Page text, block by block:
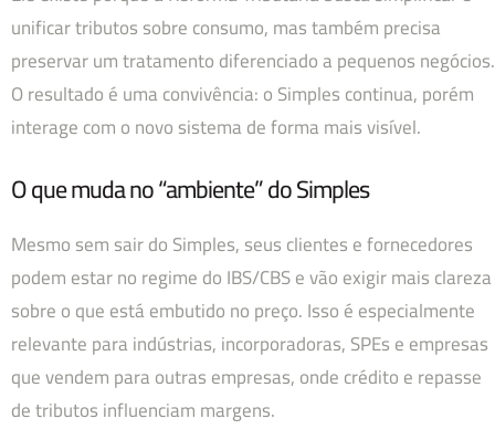
unificar tributos sobre consumo, mas também precisa
preservar um tratamento diferenciado a pequenos negócios.
O resultado é uma convivência: o Simples continua, porém
interage com o novo sistema de forma mais visível.
O que muda no “ambiente” do Simples
Mesmo sem sair do Simples, seus clientes e fornecedores
podem estar no regime do IBS/CBS e vão exigir mais clareza
sobre o que está embutido no preço. Isso é especialmente
relevante para indústrias, incorporadoras, SPEs e empresas
que vendem para outras empresas, onde crédito e repasse
de tributos influenciam margens.